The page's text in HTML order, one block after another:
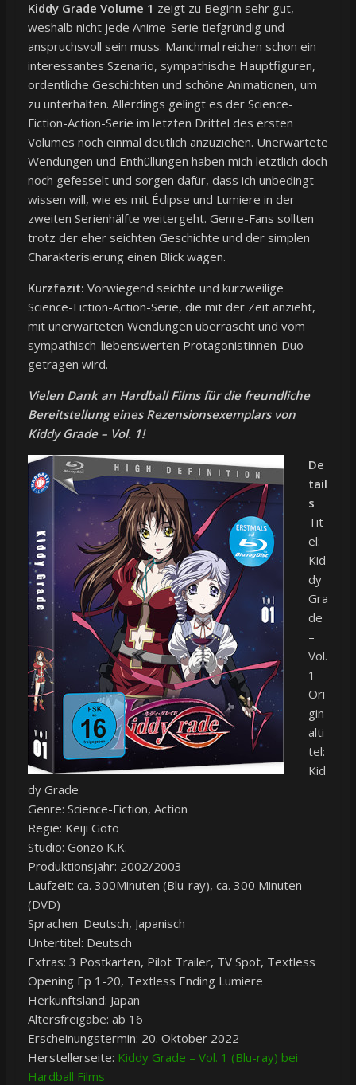
Kiddy Grade Volume 1 zeigt zu Beginn sehr gut,
weshalb nicht jede Anime-Serie tiefgründig und
anspruchsvoll sein muss. Manchmal reichen schon ein
interessantes Szenario, sympathische Hauptfiguren,
ordentliche Geschichten und schöne Animationen, um
zu unterhalten. Allerdings gelingt es der Science-
Fiction-Action-Serie im letzten Drittel des ersten
Volumes noch einmal deutlich anzuziehen. Unerwartete
Wendungen und Enthüllungen haben mich letztlich doch
noch gefesselt und sorgen dafür, dass ich unbedingt
wissen will, wie es mit Éclipse und Lumiere in der
zweiten Serienhälfte weitergeht. Genre-Fans sollten
trotz der eher seichten Geschichte und der simplen
Charakterisierung einen Blick wagen.
Kurzfazit: Vorwiegend seichte und kurzweilige
Science-Fiction-Action-Serie, die mit der Zeit anzieht,
mit unerwarteten Wendungen überrascht und vom
sympathisch-liebenswerten Protagonistinnen-Duo
getragen wird.
Vielen Dank an Hardball Films für die freundliche
Bereitstellung eines Rezensionsexemplars von
Kiddy Grade – Vol. 1!
De
tail
s
Tit
el:
Kid
dy
Gra
de
–
Vol.
1
Ori
gin
alti
tel:
Kid
dy Grade
Genre: Science-Fiction, Action
Regie: Keiji Gotō
Studio: Gonzo K.K.
Produktionsjahr: 2002/2003
Laufzeit: ca. 300Minuten (Blu-ray), ca. 300 Minuten
(DVD)
Sprachen: Deutsch, Japanisch
Untertitel: Deutsch
Extras: 3 Postkarten, Pilot Trailer, TV Spot, Textless
Opening Ep 1-20, Textless Ending Lumiere
Herkunftsland: Japan
Altersfreigabe: ab 16
Erscheinungstermin: 20. Oktober 2022
Herstellerseite: Kiddy Grade – Vol. 1 (Blu-ray) bei
Hardball Films